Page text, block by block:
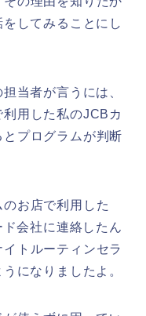
してみることにし
当者が言うには、
用した私のJCBカ
プログラムが判断
お店で利用した
会社に連絡したん
トルーティンセラ
になりましたよ。